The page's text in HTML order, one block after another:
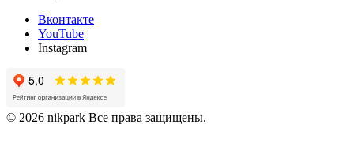
Вконтакте
YouTube
Instagram
© 2026 nikpark Все права защищены.